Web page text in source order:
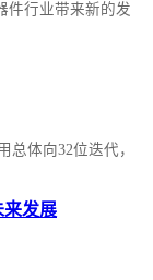
件行业带来新的发
体向32位迭代，
来发展